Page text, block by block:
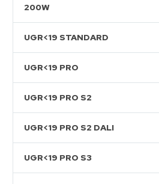
200W
UGR<19 STANDARD
UGR<19 PRO
UGR<19 PRO S2
UGR<19 PRO S2 DALI
UGR<19 PRO S3